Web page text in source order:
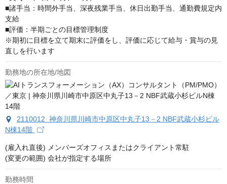
■諸手当：時間外手当、深夜残業手当、休日出勤手当、通勤費規定内
支給
■評価：半期ごとの目標管理制度
※期初に目標を立て期末に評価をし、評価に応じて給与・賞与の見
直しを行います
勤務地の所在地/地図
2110012 神奈川県川崎市中原区中丸子13－2 NBF武蔵小杉ビル
N棟14階
(雇入れ直後) メンバーズオフィスまたはクライアント常駐
(変更の範囲) 会社が指定する場所
勤務時間